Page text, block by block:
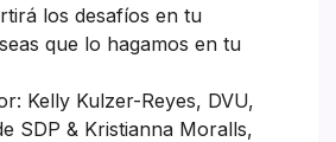
los desafíos en tu
que lo hagamos en tu
Kelly Kulzer-Reyes, DVU,
SDP & Kristianna Moralls,